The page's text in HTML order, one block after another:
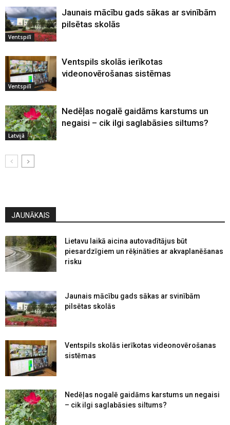
Ventspilī
Jaunais mācību gads sākas ar svinībām
pilsētas skolās
Ventspilī
Ventspils skolās ierīkotas
videonovērošanas sistēmas
Latvijā
Nedēļas nogalē gaidāms karstums un
negaisi – cik ilgi saglabāsies siltums?
JAUNĀKAIS
Lietavu laikā aicina autovadītājus būt
piesardzīgiem un rēķināties ar akvaplanēšanas
risku
Jaunais mācību gads sākas ar svinībām
pilsētas skolās
Ventspils skolās ierīkotas videonovērošanas
sistēmas
Nedēļas nogalē gaidāms karstums un negaisi
– cik ilgi saglabāsies siltums?